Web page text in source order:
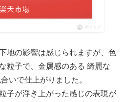
楽天市場
ポチップ
地の影響は感じられますが、色
粒子で、金属感のある 綺麗な
いで仕上がりました。
子が浮き上がった感じの表現が